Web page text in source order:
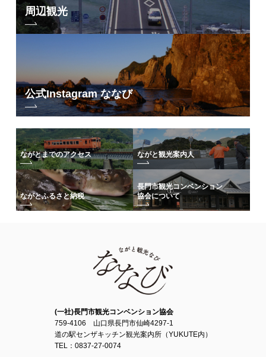
周辺観光
公式Instagram ななび
ながとまでのアクセス ながと観光案内人
ながとふるさと納税
長門市観光コンベンション
協会について
(一社)長門市観光コンベンション協会
759-4106 山口県長門市仙崎4297-1
道の駅センザキッチン観光案内所（YUKUTE内）
TEL：0837-27-0074